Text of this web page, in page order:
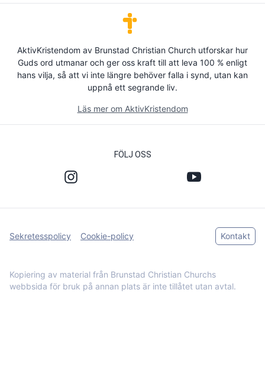
AktivKristendom av Brunstad Christian Church utforskar hur
Guds ord utmanar och ger oss kraft till att leva 100 % enligt
hans vilja, så att vi inte längre behöver falla i synd, utan kan
uppnå ett segrande liv.
Läs mer om AktivKristendom
FÖLJ OSS
Kopiering av material från Brunstad Christian Churchs
webbsida för bruk på annan plats är inte tillåtet utan avtal.
Sekretesspolicy Cookie-policy Kontakt